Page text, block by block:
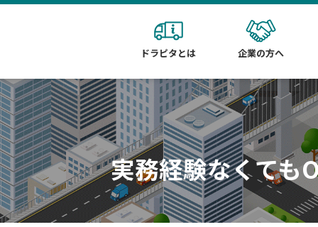
ドラピタとは 企業の方へ
実務経験なくて